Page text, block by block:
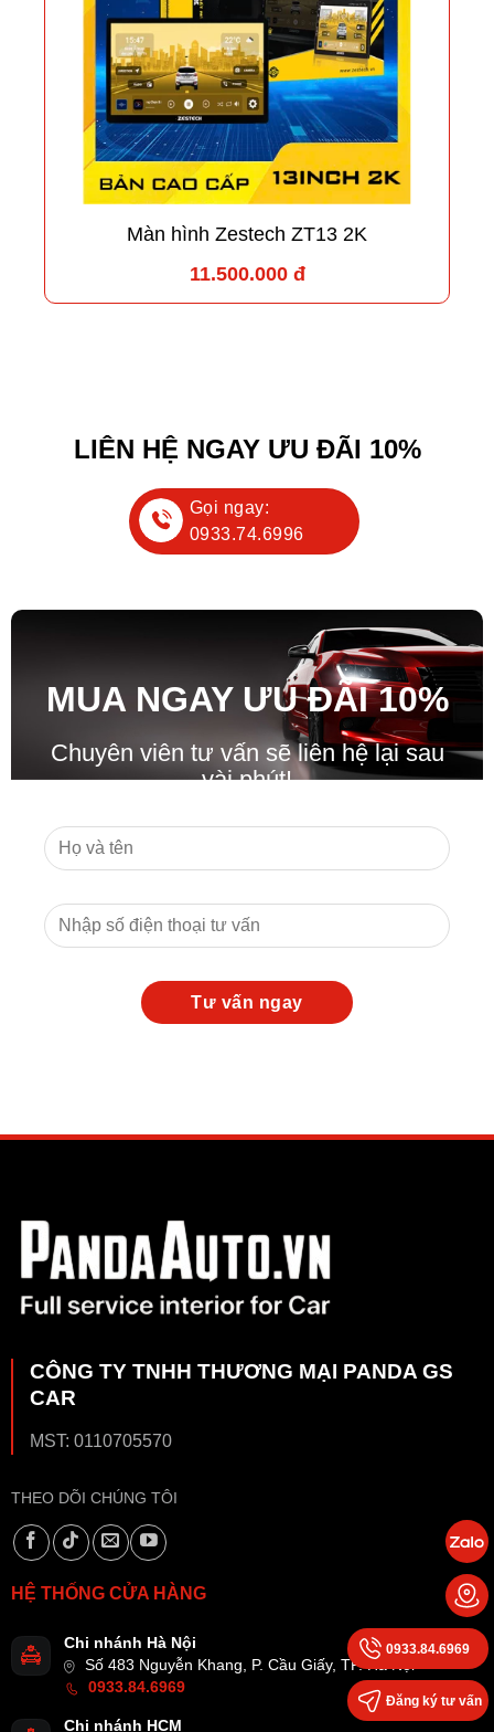
Màn hình Zestech ZT13 2K
11.500.000 đ
LIÊN HỆ NGAY ƯU ĐÃI 10%
Gọi ngay:
0933.74.6996
MUA NGAY ƯU ĐÃI10%
Chuyên viên tư vấn sẽ liên hệ lại sau
vài phút!
CÔNG TY TNHH THƯƠNG MẠI PANDA GS
CAR
MST: 0110705570
THEO DÕI CHÚNG TÔI
HỆ THỐNG CỬA HÀNG
Chi nhánh Hà Nội
Số 483 Nguyễn Khang, P. Cầu Giấy, TP. Hà Nội
0933.84.6969
Chi nhánh HCM
0933.84.6969
Đăng ký tư vấn